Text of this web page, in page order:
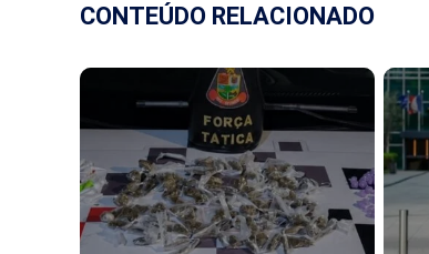
CONTEÚDO RELACIONADO